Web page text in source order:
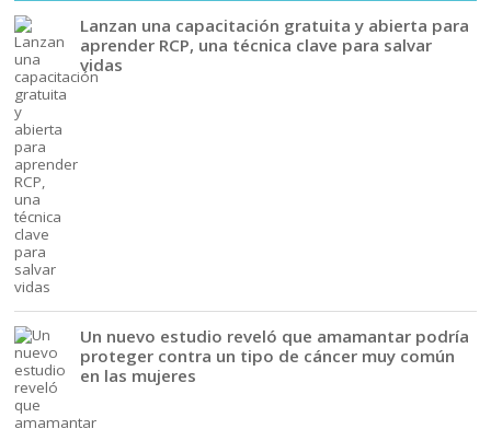
Lanzan una capacitación gratuita y abierta para
aprender RCP, una técnica clave para salvar
vidas
Un nuevo estudio reveló que amamantar podría
proteger contra un tipo de cáncer muy común
en las mujeres